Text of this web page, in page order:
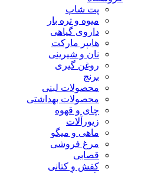
پت شاپ
میوه و تره بار
داروی گیاهی
هایپر مارکت
نان و شیرینی
روغن گیری
برنج
محصولات لبنی
محصولات بهداشتی
چای و قهوه
زیورآلات
ماهی و میگو
مرغ فروشی
قصابی
کفش و کتانی